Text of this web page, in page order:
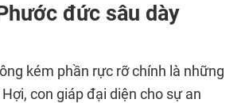
đức sâu dày
kém phần rực rỡ chính là những
con giáp đại diện cho sự an